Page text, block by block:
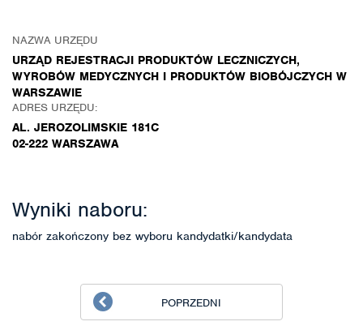
NAZWA URZĘDU
URZĄD REJESTRACJI PRODUKTÓW LECZNICZYCH,
WYROBÓW MEDYCZNYCH I PRODUKTÓW BIOBÓJCZYCH W
WARSZAWIE
ADRES URZĘDU:
AL. JEROZOLIMSKIE 181C
02-222 WARSZAWA
Wyniki naboru:
nabór zakończony bez wyboru kandydatki/kandydata
POPRZEDNI